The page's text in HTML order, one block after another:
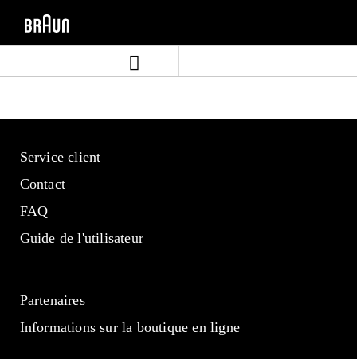
directement
Service client
Contact
FAQ
Guide de l'utilisateur
Partenaires
Informations sur la boutique en ligne